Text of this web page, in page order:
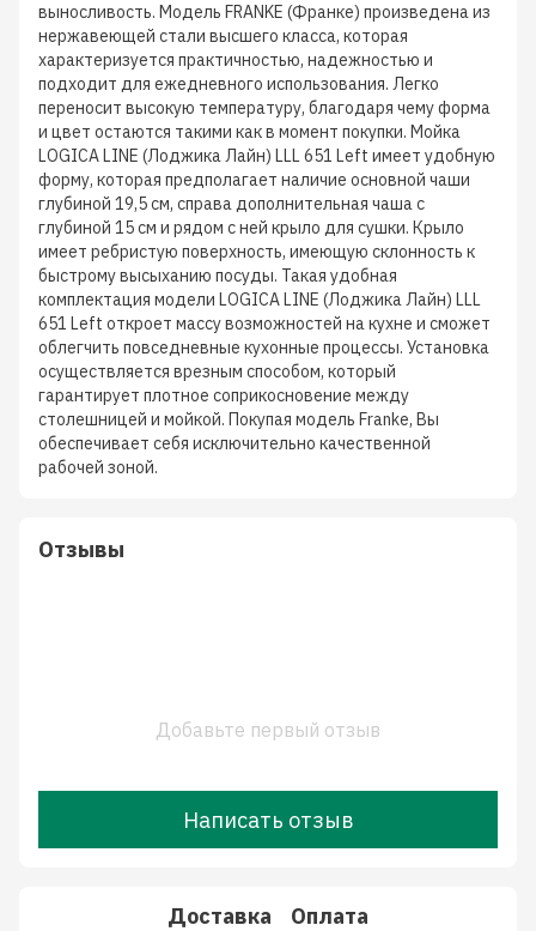
выносливость. Модель FRANKE (Франке) произведена из
нержавеющей стали высшего класса, которая
характеризуется практичностью, надежностью и
подходит для ежедневного использования. Легко
переносит высокую температуру, благодаря чему форма
и цвет остаются такими как в момент покупки. Мойка
LOGICA LINE (Лоджика Лайн) LLL 651 Left имеет удобную
форму, которая предполагает наличие основной чаши
глубиной 19,5 см, справа дополнительная чаша с
глубиной 15 см и рядом с ней крыло для сушки. Крыло
имеет ребристую поверхность, имеющую склонность к
быстрому высыханию посуды. Такая удобная
комплектация модели LOGICA LINE (Лоджика Лайн) LLL
651 Left откроет массу возможностей на кухне и сможет
облегчить повседневные кухонные процессы. Установка
осуществляется врезным способом, который
гарантирует плотное соприкосновение между
столешницей и мойкой. Покупая модель Franke, Вы
обеспечивает себя исключительно качественной
рабочей зоной.
Отзывы
Добавьте первый отзыв
Написать отзыв
Доставка Оплата